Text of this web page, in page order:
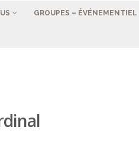
GROUPES – ÉVÉNEMENTIEL